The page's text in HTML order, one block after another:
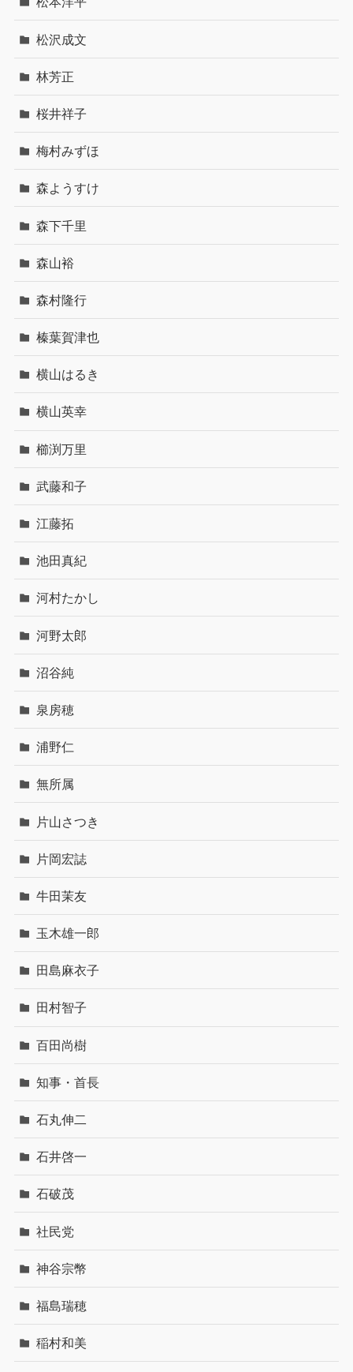
松沢成文
林芳正
桜井祥子
梅村みずほ
森ようすけ
森下千里
森山裕
森村隆行
榛葉賀津也
横山はるき
横山英幸
櫛渕万里
武藤和子
江藤拓
池田真紀
河村たかし
河野太郎
沼谷純
泉房穂
浦野仁
無所属
片山さつき
片岡宏誌
牛田茉友
玉木雄一郎
田島麻衣子
田村智子
百田尚樹
知事・首長
石丸伸二
石井啓一
石破茂
社民党
神谷宗幣
福島瑞穂
稲村和美